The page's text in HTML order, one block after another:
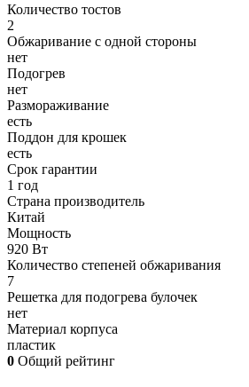
Количество тостов
2
Обжаривание с одной стороны
нет
Подогрев
нет
Размораживание
есть
Поддон для крошек
есть
Срок гарантии
1 год
Страна производитель
Китай
Мощность
920 Вт
Количество степеней обжаривания
7
Решетка для подогрева булочек
нет
Материал корпуса
пластик
0 Общий рейтинг